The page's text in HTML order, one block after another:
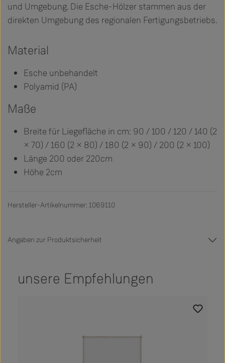
und Umgebung. Die Esche-Hölzer stammen aus der
direkten Umgebung des regionalen Fertigungsbetriebs.
Material
Esche unbehandelt
Polyamid (PA)
Maße
Breite für Liegefläche in cm: 90 / 100 / 120 / 140 (2
× 70) / 160 (2 × 80) / 180 (2 × 90) / 200 (2 × 100)
Länge 200 oder 220cm
Höhe 2cm
Hersteller-Artikelnummer: 1069110
Angaben zur Produktsicherheit
unsere Empfehlungen